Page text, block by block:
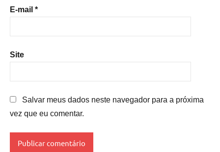
E-mail *
Site
Salvar meus dados neste navegador para a próxima
vez que eu comentar.